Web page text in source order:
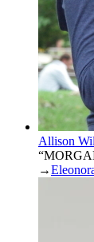
Allison
→